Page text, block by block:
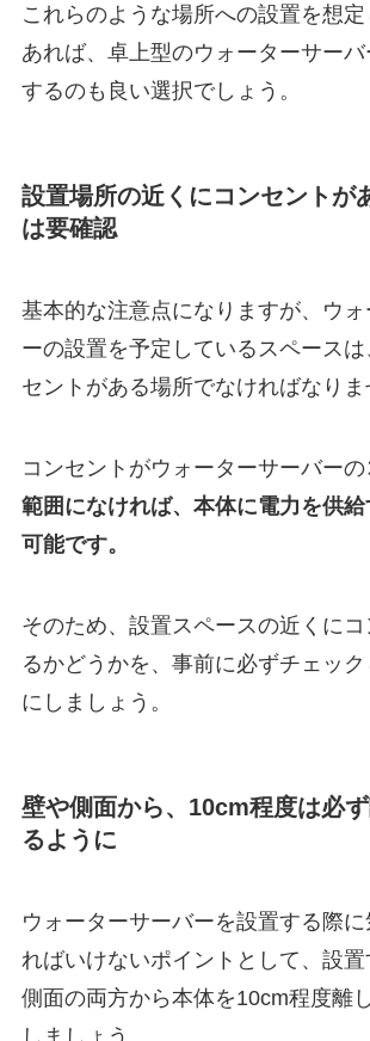
これらのような場所への設置を想
あれば、卓上型のウォーターサーバ
するのも良い選択でしょう。
設置場所の近くにコンセントが
は要確認
基本的な注意点になりますが、ウ
ーの設置を予定しているスペース
セントがある場所でなければなりま
コンセントがウォーターサーバーの
範囲になければ、本体に電力を供
可能です。
そのため、設置スペースの近くに
るかどうかを、事前に必ずチェック
にしましょう。
壁や側面から、10cm程度は必
るように
ウォーターサーバーを設置する際
ればいけないポイントとして、設置
側面の両方から本体を10cm程度離